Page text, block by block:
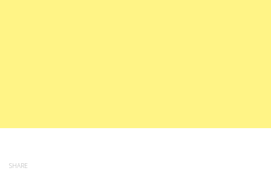
SHARE